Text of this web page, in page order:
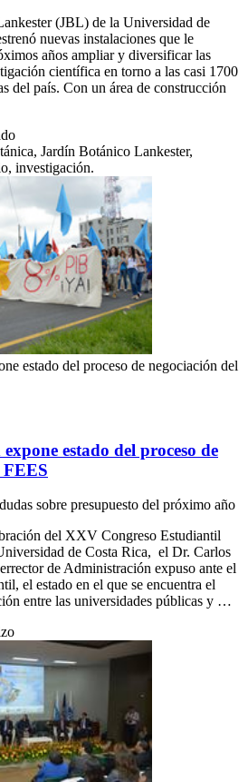
(JBL) de la Universidad de
nuevas instalaciones que le
años ampliar y diversificar las
científica en torno a las casi 1700
del país. Con un área de construcción
Jardín Botánico Lankester,
investigación.
estado del proceso de negociación del
estado del proceso de
FEES
sobre presupuesto del próximo año
del XXV Congreso Estudiantil
de Costa Rica, el Dr. Carlos
de Administración expuso ante el
el estado en el que se encuentra el
entre las universidades públicas y …